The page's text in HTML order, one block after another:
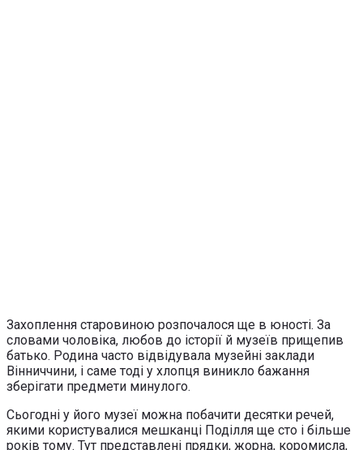
Захоплення старовиною розпочалося ще в юності. За
словами чоловіка, любов до історії й музеїв прищепив
батько. Родина часто відвідувала музейні заклади
Вінниччини, і саме тоді у хлопця виникло бажання
зберігати предмети минулого.
Сьогодні у його музеї можна побачити десятки речей,
якими користувалися мешканці Поділля ще сто і більше
років тому. Тут представлені прядки, жорна, коромисла,